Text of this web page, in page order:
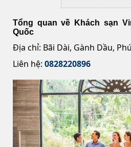
Tổng quan về Khách sạn
Quốc
Địa chỉ: Bãi Dài, Gành Dầu,
Liên hệ: 0828220896